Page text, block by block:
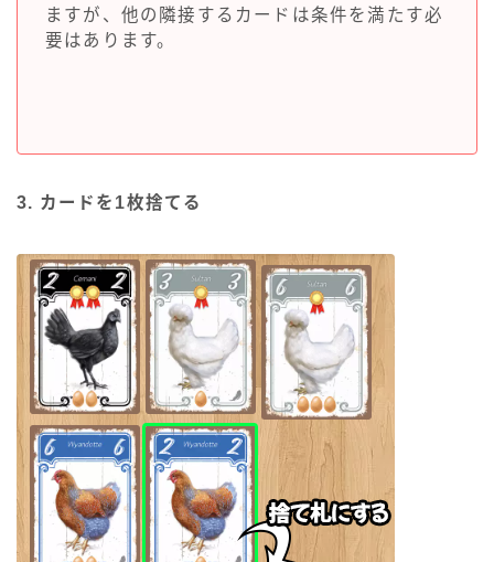
ますが、他の隣接するカードは条件を満たす必
要はあります。
3. カードを1枚捨てる